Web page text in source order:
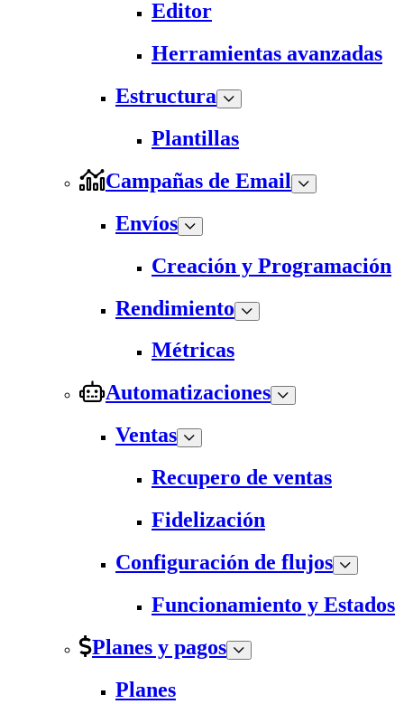
Editor
Herramientas avanzadas
Estructura
Plantillas
Campañas de Email
Envíos
Creación y Programación
Rendimiento
Métricas
Automatizaciones
Ventas
Recupero de ventas
Fidelización
Configuración de flujos
Funcionamiento y Estados
Planes y pagos
Planes